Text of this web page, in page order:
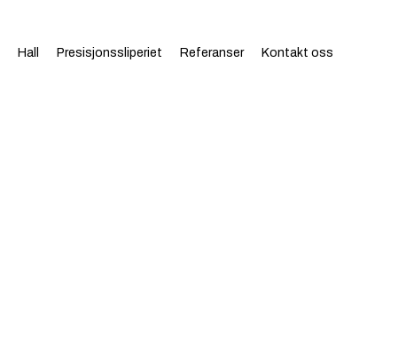
Hall Presisjonssliperiet Referanser Kontakt oss